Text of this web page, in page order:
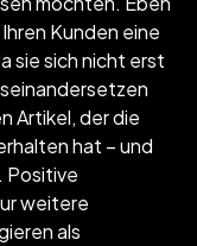
Kunden eine
sie sich nicht erst
Artikel, der die
hat – und
Positive
weitere
als